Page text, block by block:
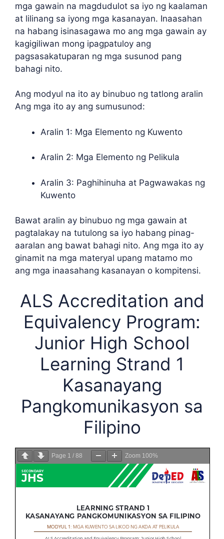
mga gawain na magdudulot sa iyo ng kaalaman
at lilinang sa iyong mga kasanayan. Inaasahan
na habang isinasagawa mo ang mga gawain ay
kagigiliwan mong ipagpatuloy ang
pagsasakatuparan ng mga susunod pang
bahagi nito.
Ang modyul na ito ay binubuo ng tatlong aralin
Ang mga ito ay ang sumusunod:
Aralin 1: Mga Elemento ng Kuwento
Aralin 2: Mga Elemento ng Pelikula
Aralin 3: Paghihinuha at Pagwawakas ng
Kuwento
Bawat aralin ay binubuo ng mga gawain at
pagtalakay na tutulong sa iyo habang pinag-
aaralan ang bawat bahagi nito. Ang mga ito ay
ginamit na mga materyal upang matamo mo
ang mga inaasahang kasanayan o kompitensi.
ALS Accreditation and
Equivalency Program:
Junior High School
Learning Strand 1
Kasanayang
Pangkomunikasyon sa
Filipino
Page 1 / 88 Zoom 100%